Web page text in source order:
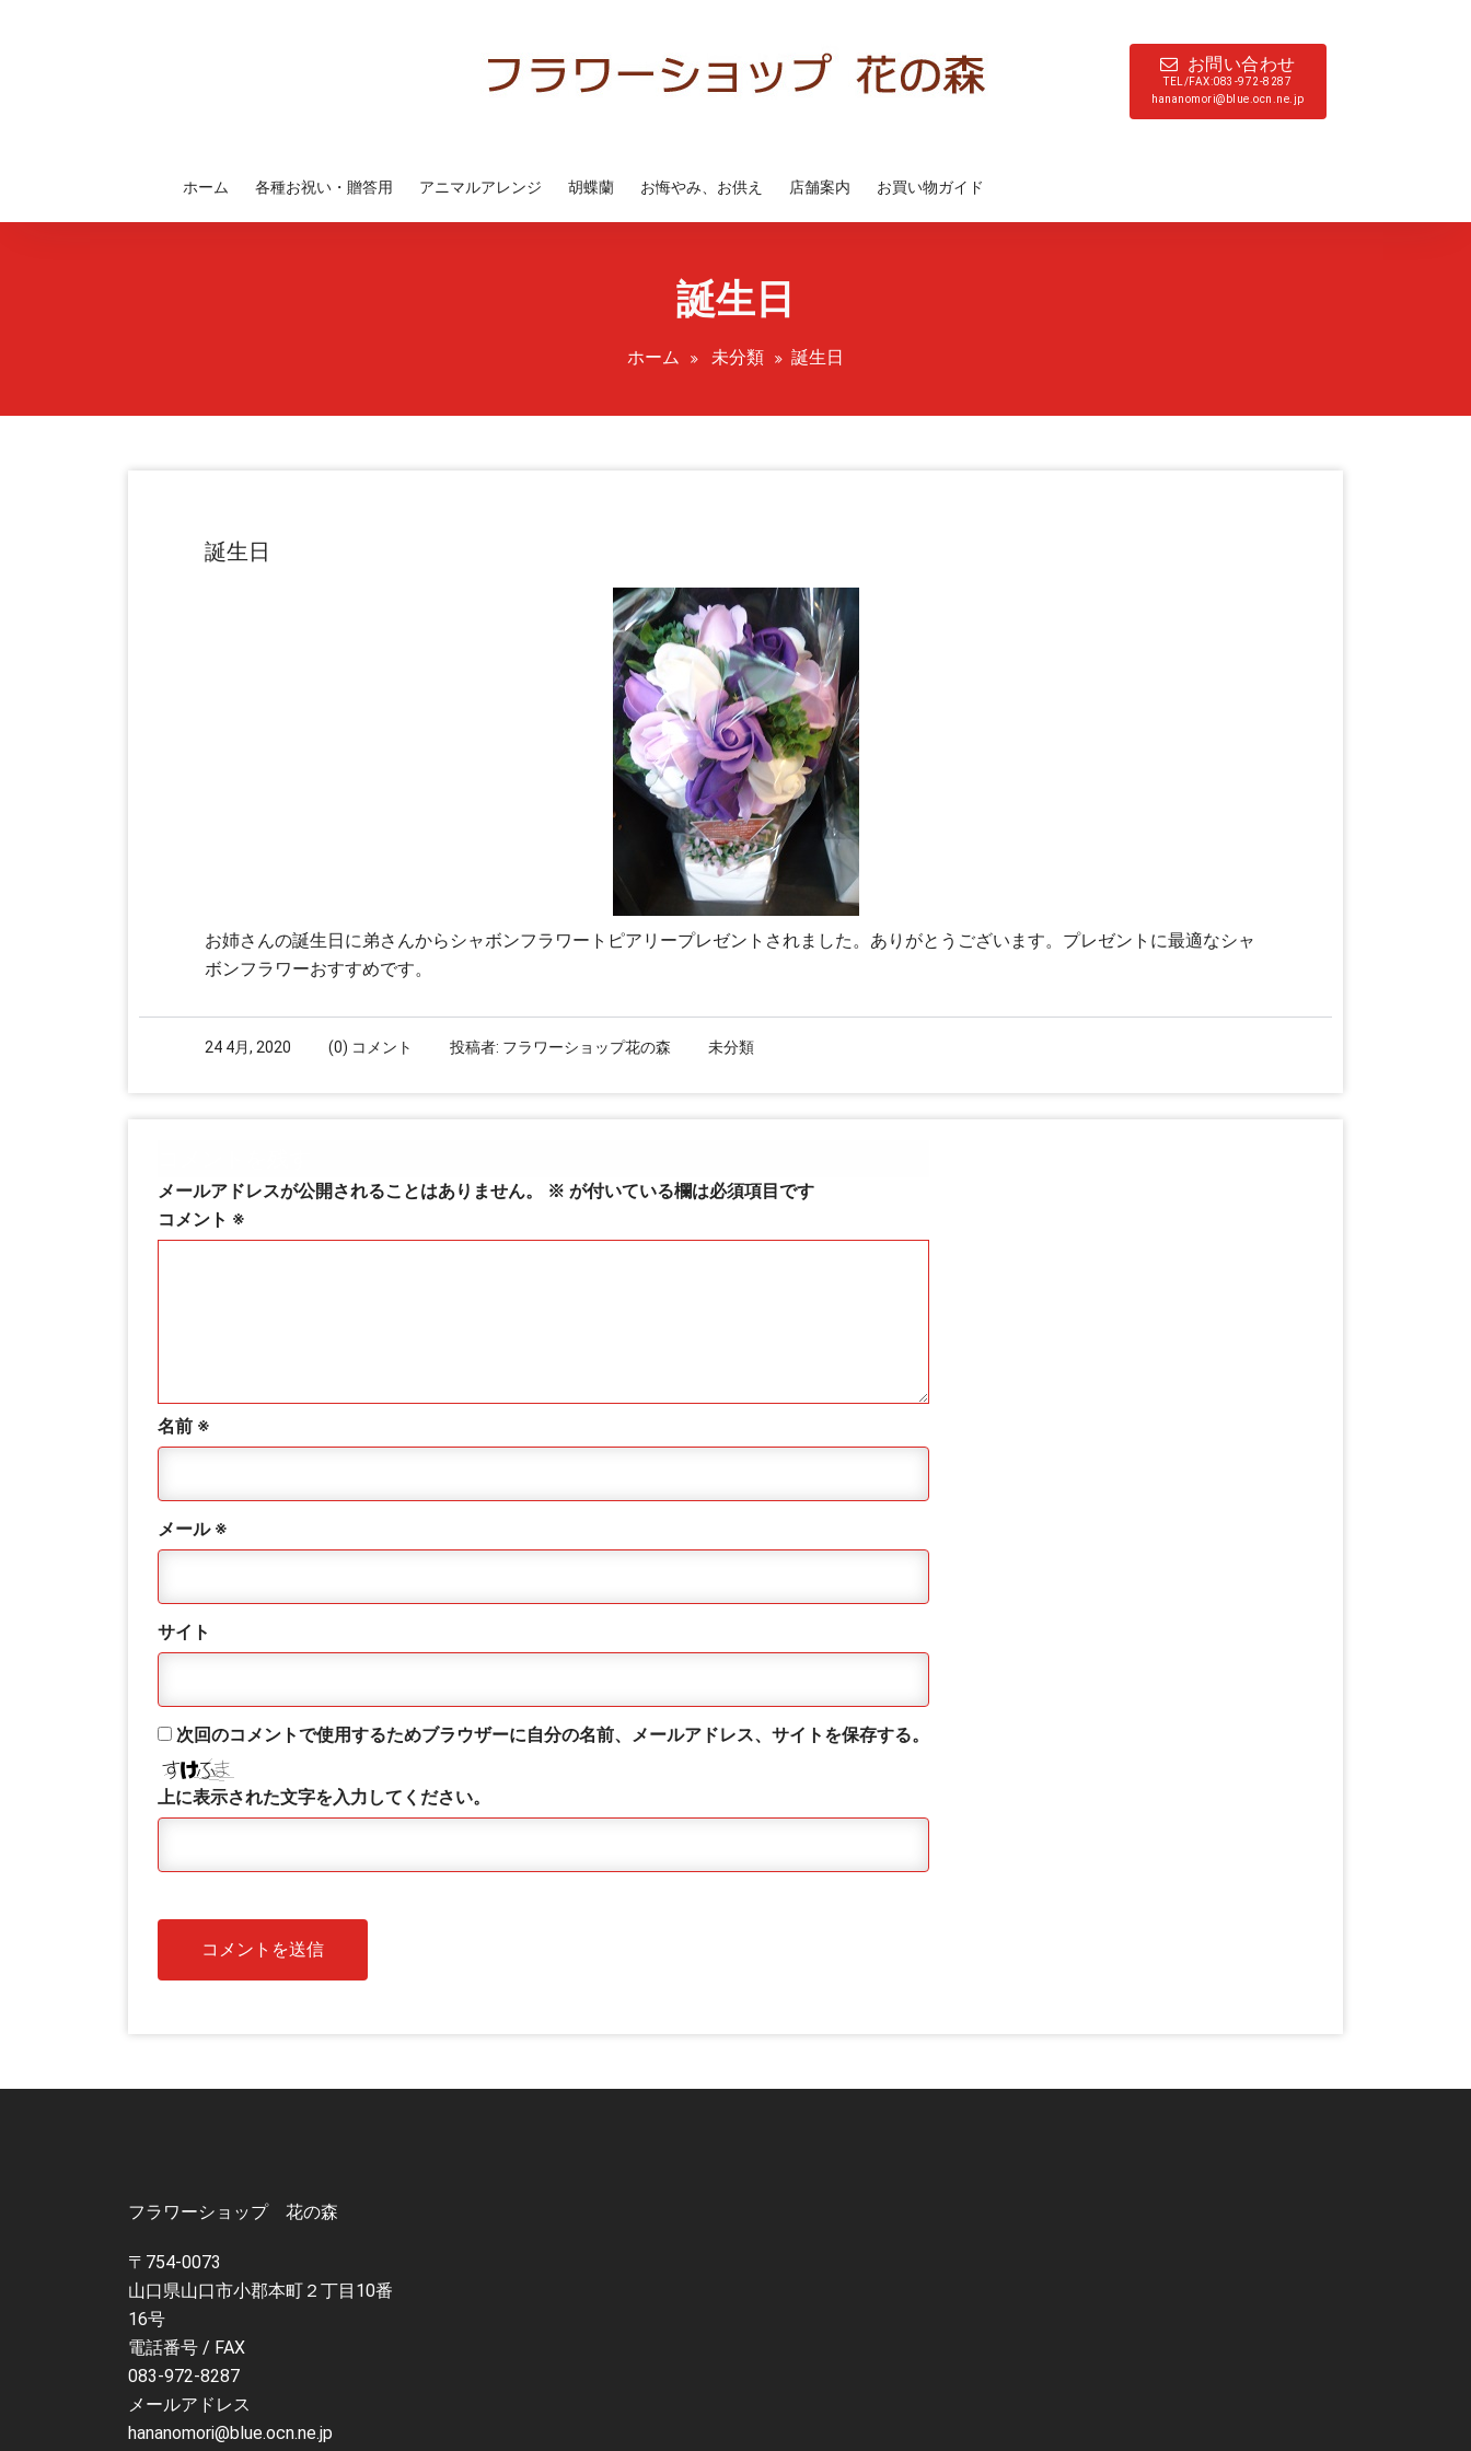
ッ
お問い合わせ
TEL/FAX:083-972-8287
hananomori@blue.ocn.ne.jp
ホーム 各種お祝い・贈答用 アニマルアレンジ 胡蝶蘭 お悔やみ、お供え 店舗案内 お買い物ガイド
誕生日
ホーム 未分類 誕生日
誕生日
お姉さんの誕生日に弟さんからシャボンフラワートピアリープレゼントされました。ありがとうございます。プレゼントに最適なシャ
ボンフラワーおすすめです。
24 4月, 2020 (0) コメント 投稿者: フラワーショップ花の森 未分類
メールアドレスが公開されることはありません。 ※ が付いている欄は必須項目です
コメント ※
名前 ※
メール ※
サイト
次回のコメントで使用するためブラウザーに自分の名前、メールアドレス、サイトを保存する。
上に表示された文字を入力してください。
フラワーショップ 花の森
〒754-0073
山口県山口市小郡本町２丁目10番
16号
電話番号 / FAX
083-972-8287
メールアドレス
hananomori@blue.ocn.ne.jp